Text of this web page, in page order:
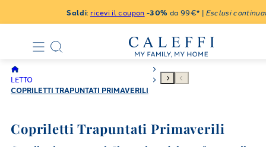
Saldi: ricevi il coupon -30% da 99€* | Esclusi
LETTO
COPRILETTI TRAPUNTATI PRIMAVERILI
Copriletti Trapuntati Primaverili